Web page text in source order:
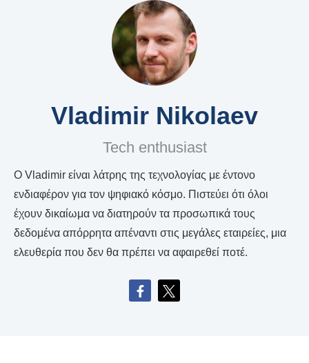
Vladimir Nikolaev
Tech enthusiast
Ο Vladimir είναι λάτρης της τεχνολογίας με έντονο
ενδιαφέρον για τον ψηφιακό κόσμο. Πιστεύει ότι όλοι
έχουν δικαίωμα να διατηρούν τα προσωπικά τους
δεδομένα απόρρητα απέναντι στις μεγάλες εταιρείες, μια
ελευθερία που δεν θα πρέπει να αφαιρεθεί ποτέ.